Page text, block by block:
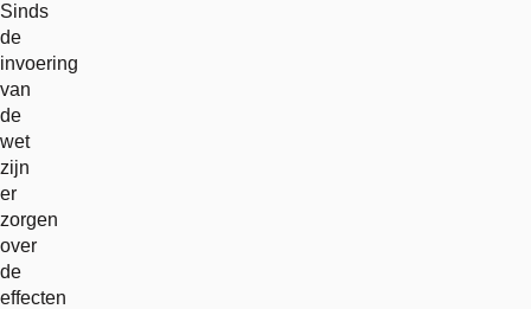
Sinds
de
invoering
van
de
wet
zijn
er
zorgen
over
de
effecten